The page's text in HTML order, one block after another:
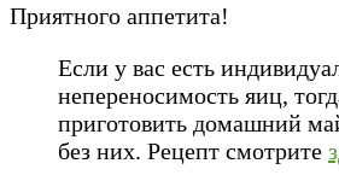
Приятного аппетита!
Если у вас есть
непереносимость яиц,
приготовить домашний
без них. Рецепт смотрите